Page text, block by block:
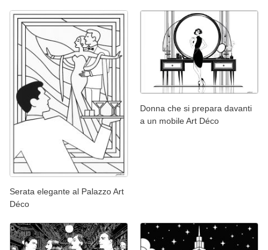
Serata elegante al Palazzo Art
Déco
Donna che si prepara davanti
a un mobile Art Déco